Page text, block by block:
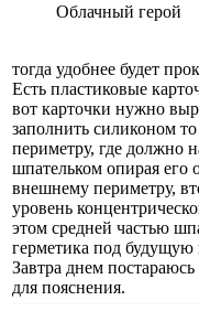
Облачный герой
тогда удобнее будет
Есть пластиковые
вот карточки нужно
заполнить силиконом
периметру, где должно
шпательком опирая
внешнему периметру,
уровень
этом средней частью
герметика под будущую
Завтра днем постараюсь
для пояснения.